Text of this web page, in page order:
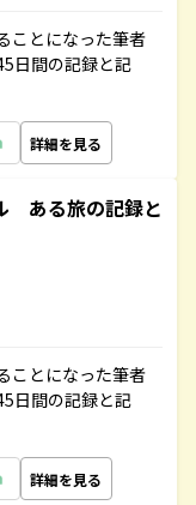
ことになった筆者
日間の記録と記
詳細を見る
ある旅の記録と
ことになった筆者
日間の記録と記
詳細を見る